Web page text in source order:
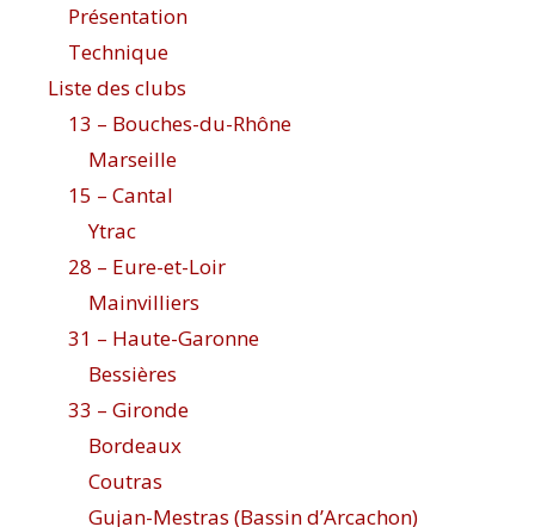
Présentation
Technique
Liste des clubs
13 – Bouches-du-Rhône
Marseille
15 – Cantal
Ytrac
28 – Eure-et-Loir
Mainvilliers
31 – Haute-Garonne
Bessières
33 – Gironde
Bordeaux
Coutras
Gujan-Mestras (Bassin d’Arcachon)